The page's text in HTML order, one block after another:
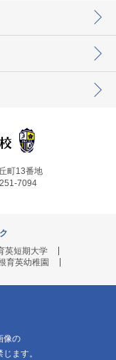
町13番地
7094
英短期大学
育英幼稚園
像の
ます。